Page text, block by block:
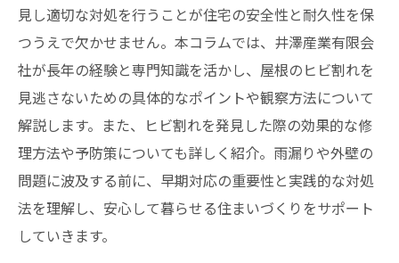
見し適切な対処を行うことが住宅の安全性と耐久性を保
つうえで欠かせません。本コラムでは、井澤産業有限会
社が長年の経験と専門知識を活かし、屋根のヒビ割れを
見逃さないための具体的なポイントや観察方法について
解説します。また、ヒビ割れを発見した際の効果的な修
理方法や予防策についても詳しく紹介。雨漏りや外壁の
問題に波及する前に、早期対応の重要性と実践的な対処
法を理解し、安心して暮らせる住まいづくりをサポート
していきます。